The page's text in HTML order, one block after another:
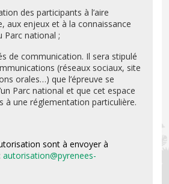
des participants à l’aire
aux enjeux et à la connaissance
Parc national ;
communication. Il sera stipulé
(réseaux sociaux, site
orales…) que l’épreuve se
Parc national et que cet espace
à une réglementation particulière.
sont à envoyer à
autorisation@pyrenees-